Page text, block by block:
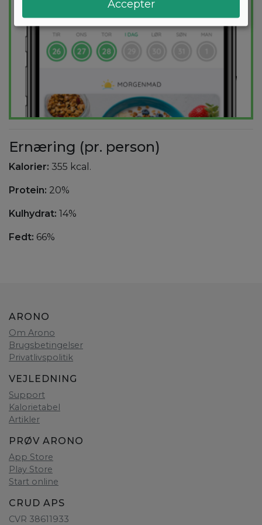
Ernæring (pr. person)
Kalorier: 355 kcal.
Protein: 20%
Kulhydrat: 14%
Fedt: 66%
ARONO
Om Arono
Brugsbetingelser
Privatlivspolitik
VEJLEDNING
Support
Kalorietabel
Artikler
PRØV ARONO
App Store
Play Store
Start online
CRUD APS
CVR 38611933
Accepter